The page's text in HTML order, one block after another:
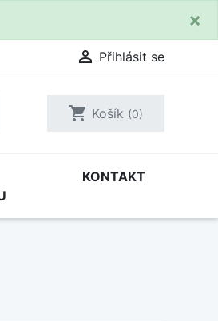
×
 Přihlásit se
shopping_cart Košík (0)
KONTAKT